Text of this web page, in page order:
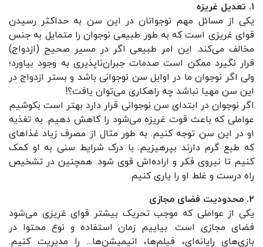
۱. تعدیل غریزه
یکی از مسائل مهم نوجوانان در این سن به حداکثر رسیدن
قوای غریزی است که به طور طبیعی نوجوان را متمایل به جنس
مخالف می‌کند. این امر طبیعی اگر در مسیر صحیح (ازدواج)
قرار نگیرد ممکن است صدمات جبران‌ناپذیری به وجود بیاورد؛
ولی اگر نوجوان ما در اوایل سن نوجوانی باشد و بستر ازدواج در
این سن مهیا نباشد چه راهکاری می‌توان یافت؟!
اگر نوجوان در ابتدای سن نوجوانی قرار دارد بهتر است بکوشیم
عواملی که باعث قوت غریزه می‌شود را کاهش دهیم. به تغذیه
او در این سن توجه کنیم. به طور مثال از مصرف زیاد غذاهای
که طبع گرم دارند بپرهیزیم. با درک شرایط سنی به او کمک
کنیم تا نیروی فکر و اراده‌اش قوی شود. همچنین در تشخیص
راه درست و غلط او را یاری کنیم.
۲. محدودیت فضای مجازی
یکی از عواملی که موجب تحریک بیشتر قوای غریزی می‌شود
فضای مجازی است. بیاییم زمان استفاده و نوع محتوا در
بازی‌های رایانه‌ای، فیلم‌ها، انیمیشن‌ها... را مدیریت کنیم.